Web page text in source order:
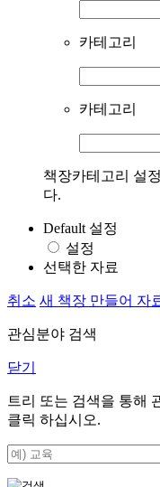
카테고리
카테고리
책장카테고리 설
다.
Default 설정
설정
선택한 자료
취소 새 책장 만들어 자
관심분야 검색
닫기
트리 또는 검색을 통해
클릭 하십시오.